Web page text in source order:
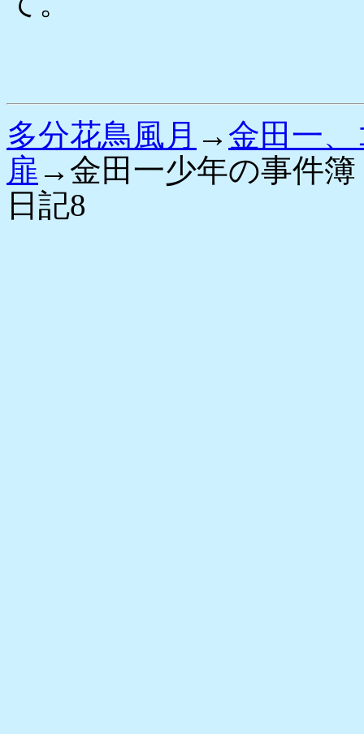
多分花鳥風月 → 金田一
扉 →金田一少年の事件
日記8